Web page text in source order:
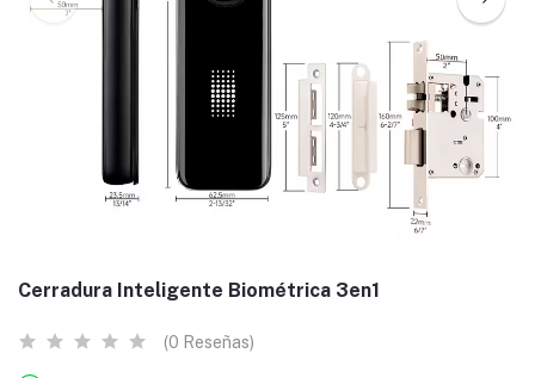
Cerradura Inteligente Biométrica 3en1
(0 Reseñas)